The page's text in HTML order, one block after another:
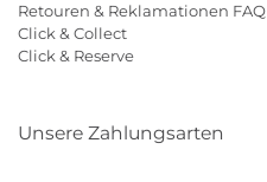
Retouren & Reklamationen FAQ
Click & Collect
Click & Reserve
Unsere Zahlungsarten